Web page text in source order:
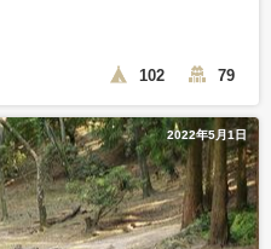
102 79
2022年5月1日